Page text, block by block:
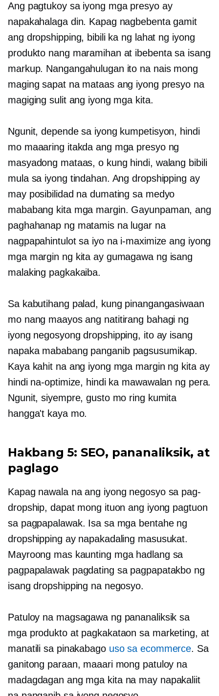
Ang pagtukoy sa iyong mga presyo ay
napakahalaga din. Kapag nagbebenta gamit
ang dropshipping, bibili ka ng lahat ng iyong
produkto nang maramihan at ibebenta sa isang
markup. Nangangahulugan ito na nais mong
maging sapat na mataas ang iyong presyo na
magiging sulit ang iyong mga kita.
Ngunit, depende sa iyong kumpetisyon, hindi
mo maaaring itakda ang mga presyo ng
masyadong mataas, o kung hindi, walang bibili
mula sa iyong tindahan. Ang dropshipping ay
may posibilidad na dumating sa medyo
mababang kitamga margin. Gayunpaman, ang
paghahanap ng matamis na lugar na
nagpapahintulot sa iyo na i-maximize ang iyong
mga margin ng kita ay gumagawa ng isang
malaking pagkakaiba.
Sa kabutihang palad, kung pinangangasiwaan
mo nang maayos ang natitirang bahagi ng
iyong negosyong dropshipping, ito ay isang
napaka mababang panganibpagsusumikap.
Kaya kahit na ang iyong mga margin ng kita ay
hindi na-optimize, hindi ka mawawalan ng pera.
Ngunit, siyempre, gusto mo ring kumita
hangga't kaya mo.
Hakbang 5: SEO, pananaliksik, at
paglago
Kapag nawala na ang iyong negosyo sa pag-
dropship, dapat mong ituon ang iyong pagtuon
sa pagpapalawak. Isa sa mga bentahe ng
dropshipping ay napakadaling masusukat.
Mayroong mas kaunting mga hadlang sa
pagpapalawak pagdating sa pagpapatakbo ng
isang dropshipping na negosyo.
Patuloy na magsagawa ng pananaliksik sa
mga produkto at pagkakataon sa marketing, at
manatili sa pinakabago uso sa ecommerce. Sa
ganitong paraan, maaari mong patuloy na
madagdagan ang mga kita na may napakaliit